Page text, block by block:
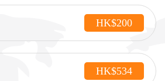
HK$200
HK$534